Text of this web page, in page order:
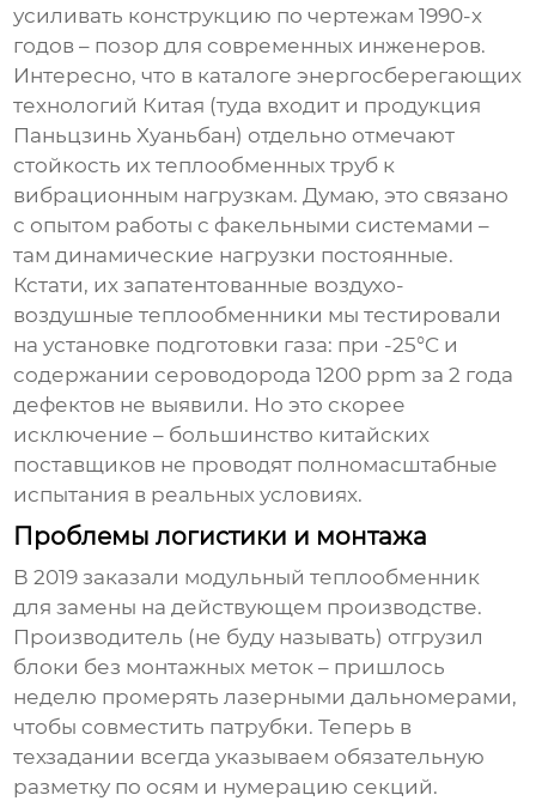
усиливать конструкцию по чертежам 1990-х
годов – позор для современных инженеров.
Интересно, что в каталоге энергосберегающих
технологий Китая (туда входит и продукция
Паньцзинь Хуаньбан) отдельно отмечают
стойкость ихтеплообменных труб к
вибрационным нагрузкам. Думаю, это связано
с опытом работы с факельными системами –
там динамические нагрузки постоянные.
Кстати, их запатентованные воздухо-
воздушные теплообменники мы тестировали
на установке подготовки газа: при -25°C и
содержании сероводорода 1200 ppm за 2 года
дефектов не выявили. Но это скорее
исключение – большинство китайских
поставщиков не проводят полномасштабные
испытания в реальных условиях.
Проблемы логистики и монтажа
В 2019 заказали модульный теплообменник
для замены на действующем производстве.
Производитель (не буду называть) отгрузил
блоки без монтажных меток – пришлось
неделю промерять лазерными дальномерами,
чтобы совместить патрубки. Теперь в
техзадании всегда указываем обязательную
разметку по осям и нумерацию секций.